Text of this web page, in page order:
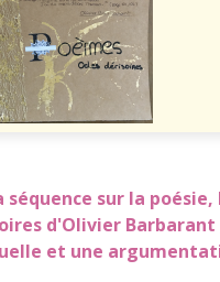
séquence sur la
d'Olivier
et une